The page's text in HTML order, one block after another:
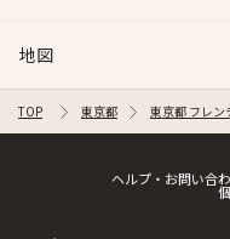
地図
TOP 東京都 東京都 フレン
ヘルプ・お問い合